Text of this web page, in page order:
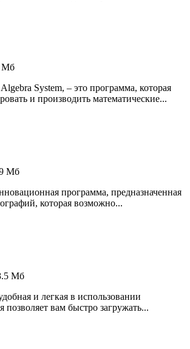
Мб
System, – это программа, которая
и производить математические...
Мб
программа, предназначенная
которая возможно...
Мб
и легкая в использовании
позволяет вам быстро загружать...